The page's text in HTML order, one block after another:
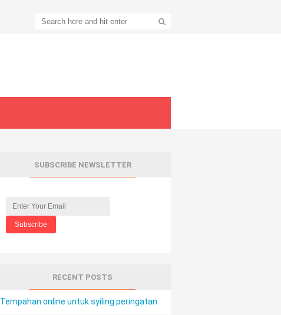
SUBSCRIBE NEWSLETTER
RECENT POSTS
Tempahan online untuk syiling peringatan